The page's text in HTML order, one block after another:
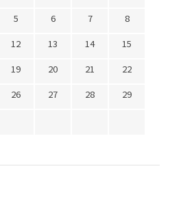
5 6 7
8
12 13 14
15
19 20 21
22
26 27 28
29